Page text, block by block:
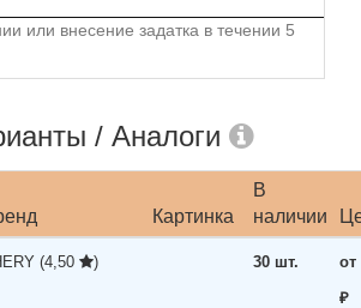
или внесение задатка в течении 5
/ Аналоги
Картинка
В
наличии
(4,50 ) 30 шт.
от
₽